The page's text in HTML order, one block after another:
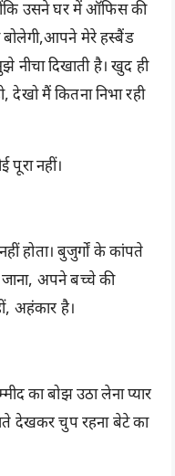
उसने घर में ऑफिस की
मेरे हस्बैंड
नीचा दिखाती है। खुद ही
देखो मैं कितना निभा रही
पूरा नहीं।
होता। बुजुर्गों के कांपते
अपने बच्चे की
अहंकार है।
का बोझ उठा लेना प्यार
देखकर चुप रहना बेटे का